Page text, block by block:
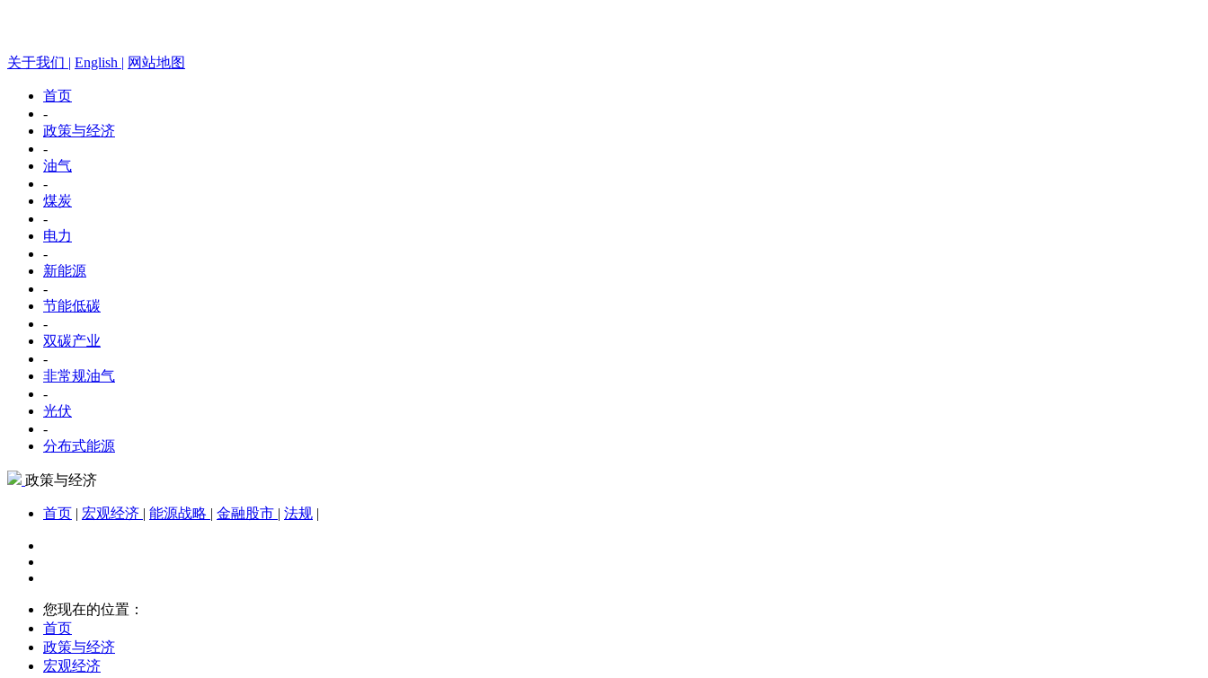
关于我们 | English | 网站地图
首页
-
政策与经济
-
油气
-
煤炭
-
电力
-
新能源
-
节能低碳
-
双碳产业
-
非常规油气
-
光伏
-
分布式能源
政策与经济
首页 | 宏观经济 | 能源战略 | 金融股市 | 法规 |
您现在的位置：
首页
政策与经济
宏观经济